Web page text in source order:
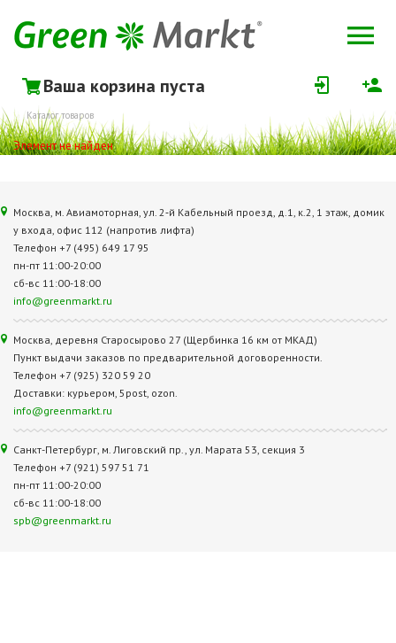
Ваша корзина пуста
Каталог товаров
Элемент не найден
Москва, м. Авиамоторная, ул. 2‑й Кабельный проезд, д.1, к.2, 1 этаж, домик
у входа, офис 112 (напротив лифта)
Телефон +7 (495) 649 17 95
пн-пт 11:00-20:00
сб-вс 11:00-18:00
info@greenmarkt.ru
Москва, деревня Старосырово 27 (Щербинка 16 км от МКАД)
Пункт выдачи заказов по предварительной договоренности.
Телефон +7 (925) 320 59 20
Доставки: курьером, 5post, ozon.
info@greenmarkt.ru
Санкт-Петербург, м. Лиговский пр., ул. Марата 53, секция 3
Телефон +7 (921) 597 51 71
пн-пт 11:00-20:00
сб-вс 11:00-18:00
spb@greenmarkt.ru